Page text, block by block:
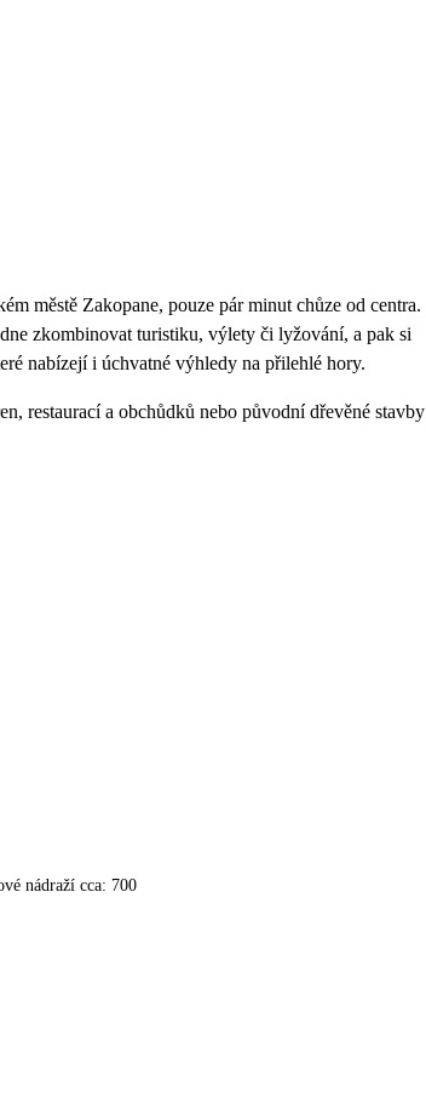
městě Zakopane, pouze pár minut chůze od centra.
zkombinovat turistiku, výlety či lyžování, a pak si
nabízejí i úchvatné výhledy na přilehlé hory.
restaurací a obchůdků nebo původní dřevěné stavby
nádraží cca: 700